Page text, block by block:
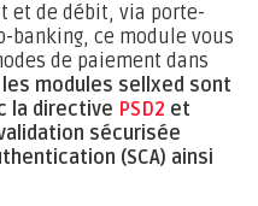
et de débit, via porte-
banking, ce module vous
de paiement dans
les modules sellxed sont
la directive PSD2 et
sécurisée
(SCA) ainsi